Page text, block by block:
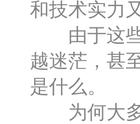
和技术实力
由于这些
越迷茫，甚
是什么。
为何大多